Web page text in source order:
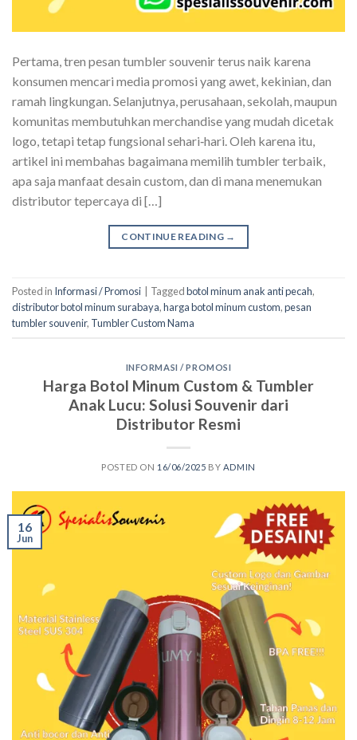
Pertama, tren pesan tumbler souvenir terus naik karena
konsumen mencari media promosi yang awet, kekinian, dan
ramah lingkungan. Selanjutnya, perusahaan, sekolah, maupun
komunitas membutuhkan merchandise yang mudah dicetak
logo, tetapi tetap fungsional sehari‑hari. Oleh karena itu,
artikel ini membahas bagaimana memilih tumbler terbaik,
apa saja manfaat desain custom, dan di mana menemukan
distributor tepercaya di […]
CONTINUE READING →
Posted in Informasi / Promosi Taggedbotol minum anak anti pecah,
distributor botol minum surabaya,harga botol minum custom,pesan
tumbler souvenir, Tumbler Custom Nama
INFORMASI / PROMOSI
Harga Botol Minum Custom & Tumbler
Anak Lucu: Solusi Souvenir dari
Distributor Resmi
POSTED ON 16/06/2025 BY ADMIN
16
Jun